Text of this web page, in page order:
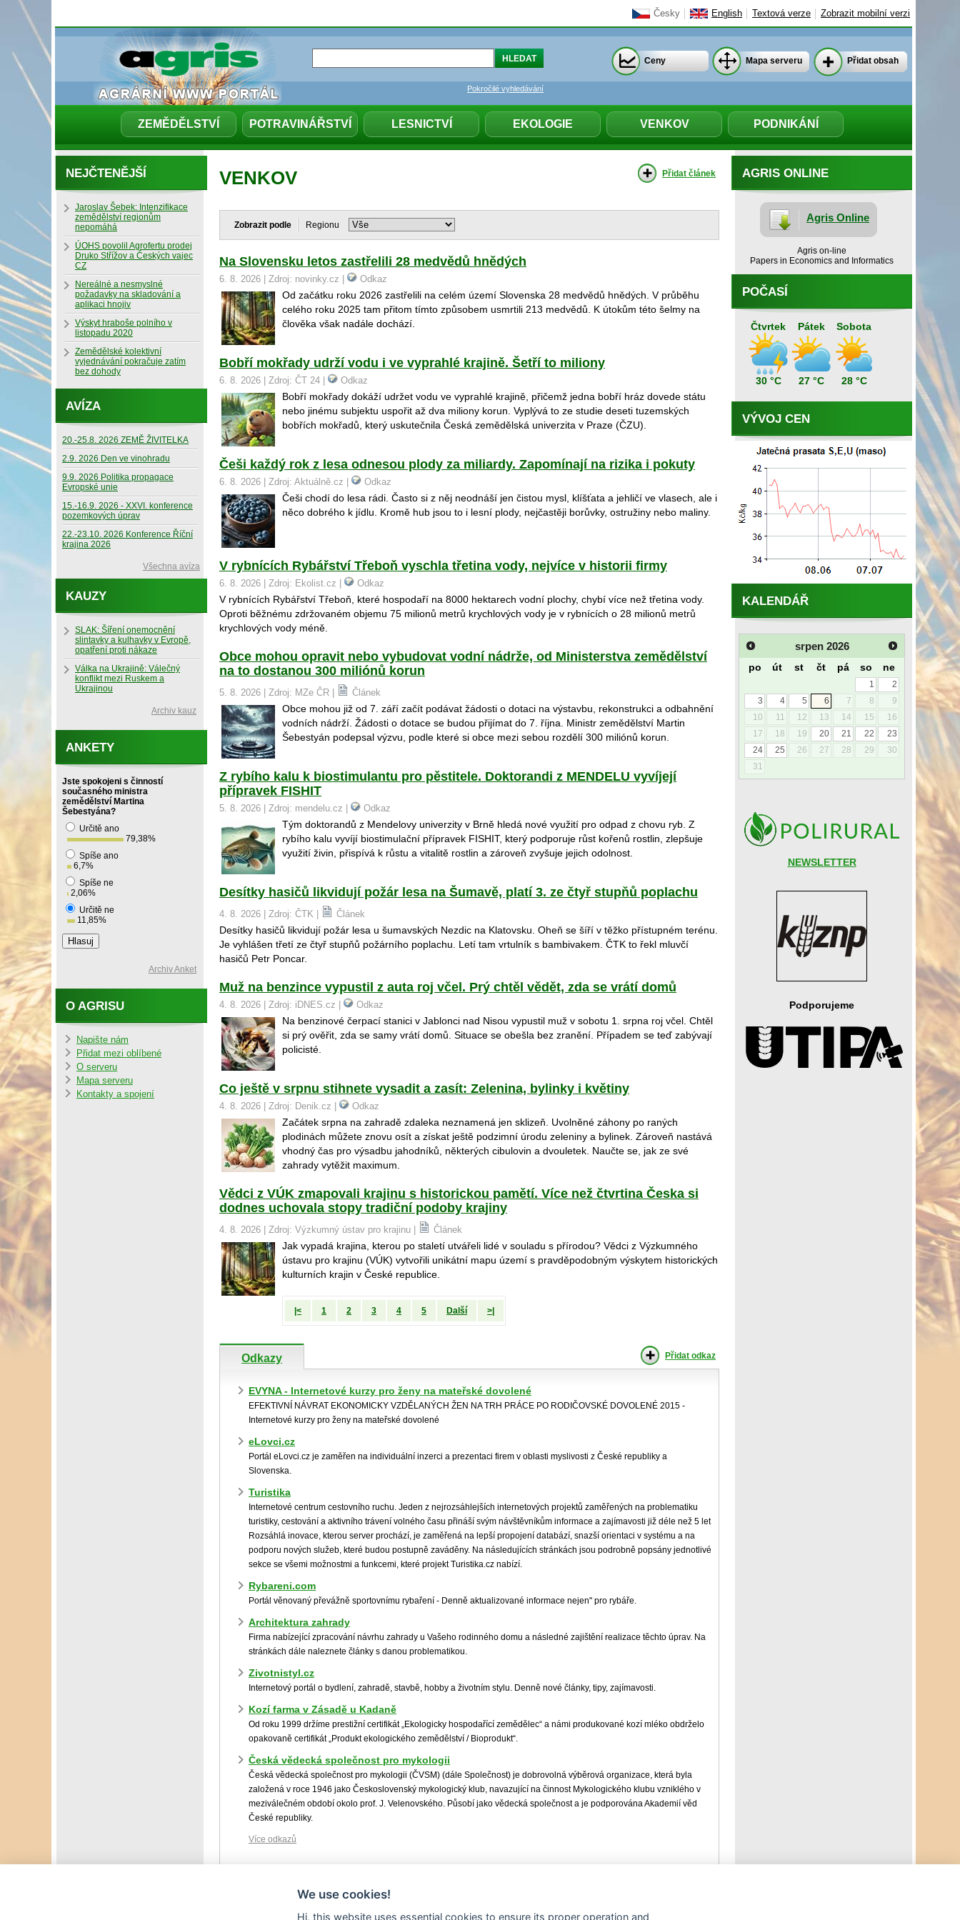
Česky English Textová verze Zobrazit mobilní verzi
ZEMĚDĚLSTVÍ POTRAVINÁŘSTVÍ LESNICTVÍ EKOLOGIE VENKOV PODNIKÁNÍ
Pokročilé vyhledávání
Ceny Mapa serveru Přidat obsah
VENKOV Přidat článek
Zobrazit podle Regionu
Na Slovensku letos zastřelili 28 medvědů hnědých
6. 8. 2026 | Zdroj: novinky.cz | Odkaz
Od začátku roku 2026 zastřelili na celém území Slovenska 28 medvědů hnědých. V průběhu
celého roku 2025 tam přitom tímto způsobem usmrtili 213 medvědů. K útokům této šelmy na
člověka však nadále dochází.
Bobří mokřady udrží vodu i ve vyprahlé krajině. Šetří to miliony
6. 8. 2026 | Zdroj: ČT 24 | Odkaz
Bobří mokřady dokáží udržet vodu ve vyprahlé krajině, přičemž jedna bobří hráz dovede státu
nebo jinému subjektu uspořit až dva miliony korun. Vyplývá to ze studie deseti tuzemských
bobřích mokřadů, který uskutečnila Česká zemědělská univerzita v Praze (ČZU).
Češi každý rok z lesa odnesou plody za miliardy. Zapomínají na rizika i pokuty
6. 8. 2026 | Zdroj: Aktuálně.cz | Odkaz
Češi chodí do lesa rádi. Často si z něj neodnáší jen čistou mysl, klíšťata a jehličí ve vlasech, ale i
něco dobrého k jídlu. Kromě hub jsou to i lesní plody, nejčastěji borůvky, ostružiny nebo maliny.
V rybnících Rybářství Třeboň vyschla třetina vody, nejvíce v historii firmy
6. 8. 2026 | Zdroj: Ekolist.cz | Odkaz
V rybnících Rybářství Třeboň, které hospodaří na 8000 hektarech vodní plochy, chybí více než třetina vody.
Oproti běžnému zdržovaném objemu 75 milionů metrů krychlových vody je v rybnících o 28 milionů metrů
krychlových vody méně.
Obce mohou opravit nebo vybudovat vodní nádrže, od Ministerstva zemědělství
na to dostanou 300 miliónů korun
5. 8. 2026 | Zdroj: MZe ČR | Článek
Obce mohou již od 7. září začít podávat žádosti o dotaci na výstavbu, rekonstrukci a odbahnění
vodních nádrží. Žádosti o dotace se budou přijímat do 7. října. Ministr zemědělství Martin
Šebestyán podepsal výzvu, podle které si obce mezi sebou rozdělí 300 miliónů korun.
Z rybího kalu k biostimulantu pro pěstitele. Doktorandi z MENDELU vyvíjejí
přípravek FISHIT
5. 8. 2026 | Zdroj: mendelu.cz | Odkaz
Tým doktorandů z Mendelovy univerzity v Brně hledá nové využití pro odpad z chovu ryb. Z
rybího kalu vyvíjí biostimulační přípravek FISHIT, který podporuje růst kořenů rostlin, zlepšuje
využití živin, přispívá k růstu a vitalitě rostlin a zároveň zvyšuje jejich odolnost.
Desítky hasičů likvidují požár lesa na Šumavě, platí 3. ze čtyř stupňů poplachu
4. 8. 2026 | Zdroj: ČTK | Článek
Desítky hasičů likvidují požár lesa u šumavských Nezdic na Klatovsku. Oheň se šíří v těžko přístupném terénu.
Je vyhlášen třetí ze čtyř stupňů požárního poplachu. Letí tam vrtulník s bambivakem. ČTK to řekl mluvčí
hasičů Petr Poncar.
Muž na benzince vypustil z auta roj včel. Prý chtěl vědět, zda se vrátí domů
4. 8. 2026 | Zdroj: iDNES.cz | Odkaz
Na benzinové čerpací stanici v Jablonci nad Nisou vypustil muž v sobotu 1. srpna roj včel. Chtěl
si prý ověřit, zda se samy vrátí domů. Situace se obešla bez zranění. Případem se teď zabývají
policisté.
Co ještě v srpnu stihnete vysadit a zasít: Zelenina, bylinky i květiny
4. 8. 2026 | Zdroj: Denik.cz | Odkaz
Začátek srpna na zahradě zdaleka neznamená jen sklizeň. Uvolněné záhony po raných
plodinách můžete znovu osít a získat ještě podzimní úrodu zeleniny a bylinek. Zároveň nastává
vhodný čas pro výsadbu jahodníků, některých cibulovin a dvouletek. Naučte se, jak ze své
zahrady vytěžit maximum.
Vědci z VÚK zmapovali krajinu s historickou pamětí. Více než čtvrtina Česka si
dodnes uchovala stopy tradiční podoby krajiny
4. 8. 2026 | Zdroj: Výzkumný ústav pro krajinu | Článek
Jak vypadá krajina, kterou po staletí utvářeli lidé v souladu s přírodou? Vědci z Výzkumného
ústavu pro krajinu (VÚK) vytvořili unikátní mapu území s pravděpodobným výskytem historických
kulturních krajin v České republice.
|< 1 2 3 4 5 Další >|
Odkazy Přidat odkaz
EVYNA - Internetové kurzy pro ženy na mateřské dovolené
EFEKTIVNÍ NÁVRAT EKONOMICKY VZDĚLANÝCH ŽEN NA TRH PRÁCE PO RODIČOVSKÉ DOVOLENÉ 2015 -
Internetové kurzy pro ženy na mateřské dovolené
eLovci.cz
Portál eLovci.cz je zaměřen na individuální inzerci a prezentaci firem v oblasti myslivosti z České republiky a
Slovenska.
Turistika
Internetové centrum cestovního ruchu. Jeden z nejrozsáhlejších internetových projektů zaměřených na problematiku
turistiky, cestování a aktivního trávení volného času přináší svým návštěvníkům informace a zajímavosti již déle než 5 let
Rozsáhlá inovace, kterou server prochází, je zaměřená na lepší propojení databází, snazší orientaci v systému a na
podporu nových služeb, které budou postupně zaváděny. Na následujících stránkách jsou podrobně popsány jednotlivé
sekce se všemi možnostmi a funkcemi, které projekt Turistika.cz nabízí.
Rybareni.com
Portál věnovaný převážně sportovnímu rybaření - Denně aktualizované informace nejen" pro rybáře.
Architektura zahrady
Firma nabízející zpracování návrhu zahrady u Vašeho rodinného domu a následné zajištění realizace těchto úprav. Na
stránkách dále naleznete články s danou problematikou.
Zivotnistyl.cz
Internetový portál o bydlení, zahradě, stavbě, hobby a životním stylu. Denně nové články, tipy, zajímavosti.
Kozí farma v Zásadě u Kadaně
Od roku 1999 držíme prestižní certifikát „Ekologicky hospodařící zemědělec“ a námi produkované kozí mléko obdrželo
opakovaně certifikát „Produkt ekologického zemědělství / Bioprodukt“.
Česká vědecká společnost pro mykologii
Česká vědecká společnost pro mykologii (ČVSM) (dále Společnost) je dobrovolná výběrová organizace, která byla
založená v roce 1946 jako Československý mykologický klub, navazující na činnost Mykologického klubu vzniklého v
meziválečném období okolo prof. J. Velenovského. Působí jako vědecká společnost a je podporována Akademií věd
České republiky.
Více odkazů
AGRIS ONLINE
Agris Online
Agris on-line
Papers in Economics and Informatics
POČASÍ
Čtvrtek
30 °C
Pátek
27 °C
Sobota
28 °C
VÝVOJ CEN
KALENDÁŘ
srpen 2026
po út st čt pá so ne
1
2
3
4 5 6 7 8
9
10
11 12 13 14 15
16
17
18 19 20 21 22
23
24
25 26 27 28 29
30
31
NEWSLETTER
Podporujeme
NEJČTENĚJŠÍ
Jaroslav Šebek: Intenzifikace
zemědělství regionům
nepomáhá
ÚOHS povolil Agrofertu prodej
Druko Střížov a Českých vajec
CZ
Nereálné a nesmyslné
požadavky na skladování a
aplikaci hnojiv
Výskyt hraboše polního v
listopadu 2020
Zemědělské kolektivní
vyjednávání pokračuje zatím
bez dohody
AVÍZA
20.-25.8. 2026 ZEMĚ ŽIVITELKA
2.9. 2026 Den ve vinohradu
9.9. 2026 Politika propagace
Evropské unie
15.-16.9. 2026 - XXVI. konference
pozemkových úprav
22.-23.10. 2026 Konference Říční
krajina 2026
Všechna avíza
KAUZY
SLAK: Šíření onemocnění
slintavky a kulhavky v Evropě,
opatření proti nákaze
Válka na Ukrajině: Válečný
konflikt mezi Ruskem a
Ukrajinou
Archiv kauz
ANKETY
Jste spokojeni s činností
současného ministra
zemědělství Martina
Šebestyána?
Určitě ano
79,38%
Spíše ano
6,7%
Spíše ne
2,06%
Určitě ne
11,85%
Archiv Anket
O AGRISU
Napište nám
Přidat mezi oblíbené
O serveru
Mapa serveru
Kontakty a spojení
We use cookies!
Hi, this website uses essential cookies to ensure its proper operation and